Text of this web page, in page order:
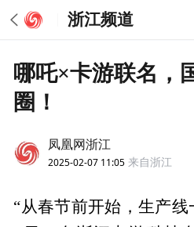
浙江频道
哪吒×卡游联名，
圈！
凤凰网浙江
2025-02-07 11:05 来自浙江
“从春节前开始，生产线